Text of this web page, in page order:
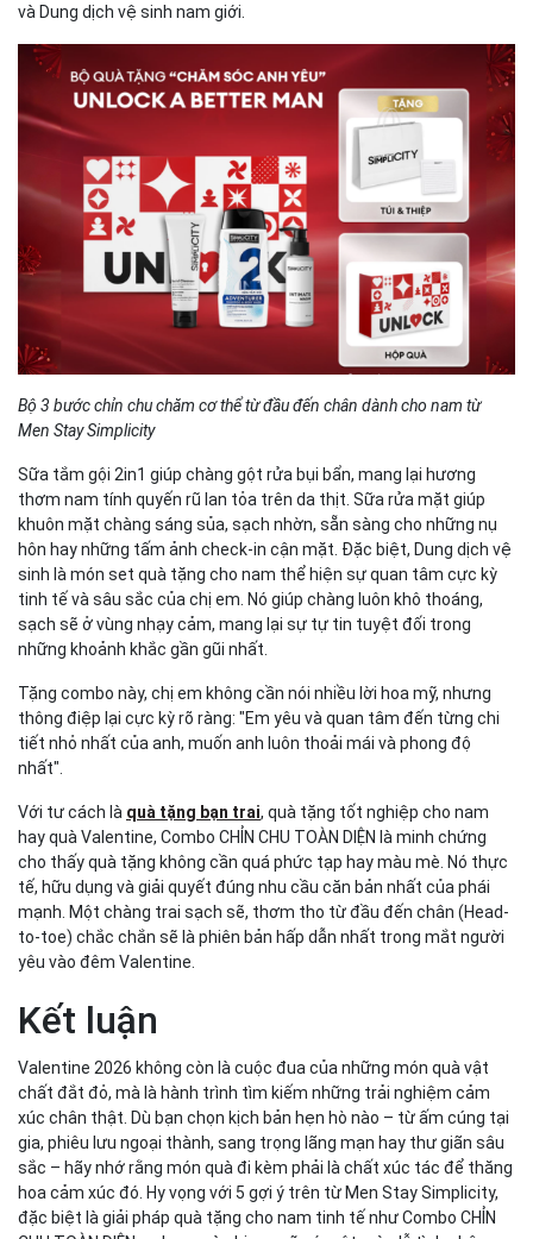
và Dung dịch vệ sinh nam giới.
Bộ 3 bước chỉn chu chăm cơ thể từ đầu đến chân dành cho nam từ
Men Stay Simplicity
Sữa tắm gội 2in1 giúp chàng gột rửa bụi bẩn, mang lại hương
thơm nam tính quyến rũ lan tỏa trên da thịt. Sữa rửa mặt giúp
khuôn mặt chàng sáng sủa, sạch nhờn, sẵn sàng cho những nụ
hôn hay những tấm ảnh check-in cận mặt. Đặc biệt, Dung dịch vệ
sinh là món set quà tặng cho nam thể hiện sự quan tâm cực kỳ
tinh tế và sâu sắc của chị em. Nó giúp chàng luôn khô thoáng,
sạch sẽ ở vùng nhạy cảm, mang lại sự tự tin tuyệt đối trong
những khoảnh khắc gần gũi nhất.
Tặng combo này, chị em không cần nói nhiều lời hoa mỹ, nhưng
thông điệp lại cực kỳ rõ ràng: "Em yêu và quan tâm đến từng chi
tiết nhỏ nhất của anh, muốn anh luôn thoải mái và phong độ
nhất".
Với tư cách là quà tặng bạn trai, quà tặng tốt nghiệp cho nam
hay quà Valentine, Combo CHỈN CHU TOÀN DIỆN là minh chứng
cho thấy quà tặng không cần quá phức tạp hay màu mè. Nó thực
tế, hữu dụng và giải quyết đúng nhu cầu căn bản nhất của phái
mạnh. Một chàng trai sạch sẽ, thơm tho từ đầu đến chân (Head-
to-toe) chắc chắn sẽ là phiên bản hấp dẫn nhất trong mắt người
yêu vào đêm Valentine.
Kết luận
Valentine 2026 không còn là cuộc đua của những món quà vật
chất đắt đỏ, mà là hành trình tìm kiếm những trải nghiệm cảm
xúc chân thật. Dù bạn chọn kịch bản hẹn hò nào – từ ấm cúng tại
gia, phiêu lưu ngoại thành, sang trọng lãng mạn hay thư giãn sâu
sắc – hãy nhớ rằng món quà đi kèm phải là chất xúc tác để thăng
hoa cảm xúc đó. Hy vọng với 5 gợi ý trên từ Men Stay Simplicity,
đặc biệt là giải pháp quà tặng cho nam tinh tế như Combo CHỈN